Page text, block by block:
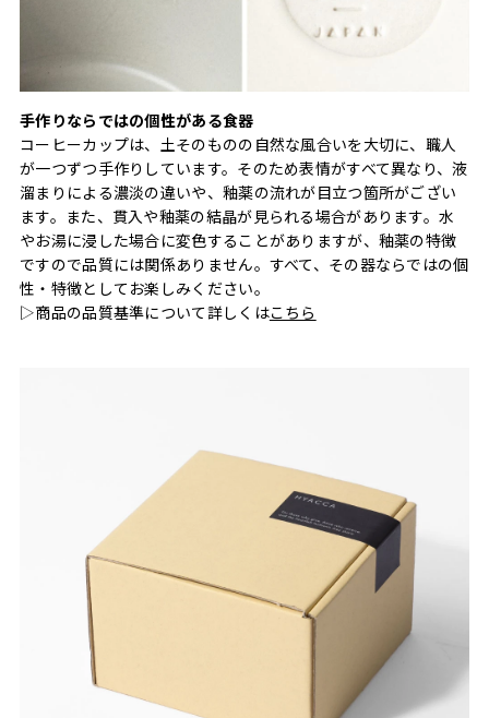
手作りならではの個性がある食器
コーヒーカップは、土そのものの自然な風合いを大切に、職人
が一つずつ手作りしています。そのため表情がすべて異なり、液
溜まりによる濃淡の違いや、釉薬の流れが目立つ箇所がござい
ます。また、貫入や釉薬の結晶が見られる場合があります。水
やお湯に浸した場合に変色することがありますが、釉薬の特徴
ですので品質には関係ありません。すべて、その器ならではの個
性・特徴としてお楽しみください。
▷商品の品質基準について詳しくはこちら